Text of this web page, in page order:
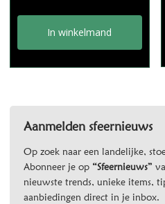
In winkelmand
Aanmelden sfeernieuws
Op zoek naar een landelijke,
Abonneer je op “Sfeernieuws”
nieuwste trends, unieke items,
aanbiedingen direct in je inbox.